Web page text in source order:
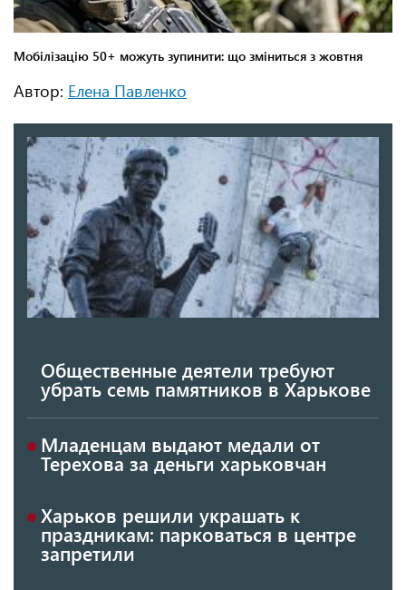
Автор: Елена Павленко
Общественные деятели требуют
убрать семь памятников в Харькове
Младенцам выдают медали от
Терехова за деньги харьковчан
Харьков решили украшать к
праздникам: парковаться в центре
запретили